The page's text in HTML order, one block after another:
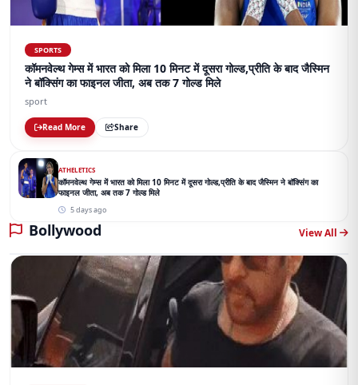
SPORTS
कॉमनवेल्थ गेम्स में भारत को मिला 10 मिनट में दूसरा गोल्ड,प्रीति के बाद जैस्मिन
ने बॉक्सिंग का फाइनल जीता, अब तक 7 गोल्ड मिले
sport
Read More Share
ATHELETICS
कॉमनवेल्थ गेम्स में भारत को मिला 10 मिनट में दूसरा गोल्ड,प्रीति के बाद जैस्मिन ने बॉक्सिंग का
फाइनल जीता, अब तक 7 गोल्ड मिले
5 days ago
Bollywood View All